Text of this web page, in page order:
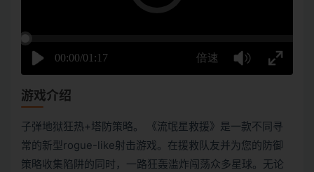
游戏介绍
子弹地狱狂热+塔防策略。 《流氓星救援》是一款不同寻
常的新型rogue-like射击游戏。在援救队友并为您的防御
策略收集陷阱的同时，一路狂轰滥炸闯荡众多星球。无论